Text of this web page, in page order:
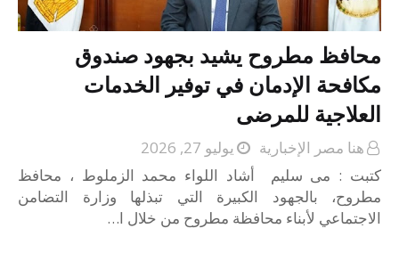
محافظ مطروح يشيد بجهود صندوق
مكافحة الإدمان في توفير الخدمات
العلاجية للمرضى
هنا مصر الإخبارية
يوليو 27, 2026
كتبت : مى سليم أشاد اللواء محمد الزملوط ، محافظ
مطروح، بالجهود الكبيرة التي تبذلها وزارة التضامن
الاجتماعي لأبناء محافظة مطروح من خلال ا…